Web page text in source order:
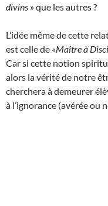
divins » que les autres ?
L’idée même de cette
est celle de «Maître à
Car si cette notion
alors la vérité de notre
cherchera à demeurer
à l’ignorance (avérée ou